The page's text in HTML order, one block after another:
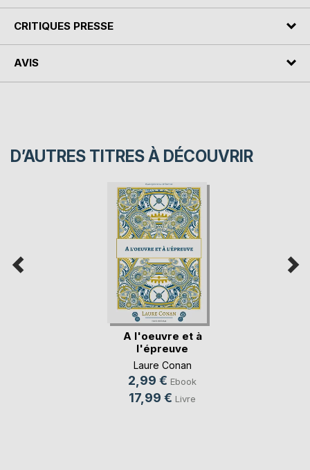
CRITIQUES PRESSE
AVIS
D’AUTRES TITRES À DÉCOUVRIR
A l'oeuvre et à
l'épreuve
Laure Conan
2,99 € Ebook
17,99 € Livre